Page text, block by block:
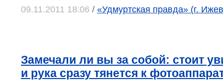
09.11.2011 18:06 / «Удмуртская правда» (г.
Замечали ли вы за собой: стоит
и рука сразу тянется к